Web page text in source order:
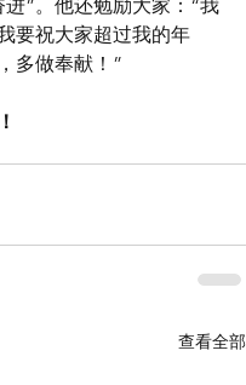
”。他还勉励大家：“我
要祝大家超过我的年
多做奉献！”
查看全部